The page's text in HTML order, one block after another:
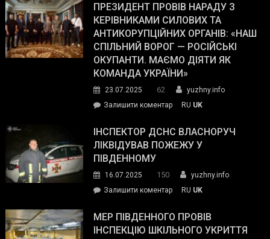
Street
Journal.
Південному
працівникам
ОПЗ
з
матеріального
резерву
гуманітарну
допомогу
ПРЕЗИДЕНТ ПРОВІВ НАРАДУ З
КЕРІВНИКАМИ СИЛОВИХ ТА
АНТИКОРУПЦІЙНИХ ОРГАНІВ: «НАШ
СПІЛЬНИЙ ВОРОГ — РОСІЙСЬКІ
ОКУПАНТИ. МАЄМО ДІЯТИ ЯК
КОМАНДА УКРАЇНИ»
23.07.2025 62
yuzhny.info
Залишити коментарon
провів
нараду
силових
та
органів:
«Наш
RU UK
ІНСПЕКТОР ДСНС ВЛАСНОРУЧ
ЛІКВІДУВАВ ПОЖЕЖУ У
ПІВДЕННОМУ
16.07.2025 150
yuzhny.info
Залишити коментарon
ДСНС
власноруч
RU UK
МЕР ПІВДЕННОГО ПРОВІВ
ІНСПЕКЦІЮ ШКІЛЬНОГО УКРИТТЯ